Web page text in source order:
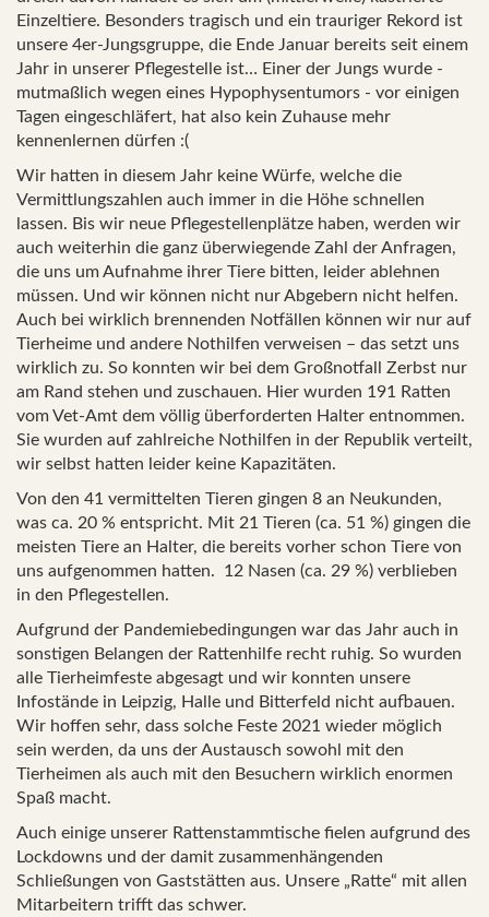
Einzeltiere. Besonders tragisch und ein trauriger Rekord ist
unsere 4er-Jungsgruppe, die Ende Januar bereits seit einem
Jahr in unserer Pflegestelle ist… Einer der Jungs wurde -
mutmaßlich wegen eines Hypophysentumors - vor einigen
Tagen eingeschläfert, hat also kein Zuhause mehr
kennenlernen dürfen :(
Wir hatten in diesem Jahr keine Würfe, welche die
Vermittlungszahlen auch immer in die Höhe schnellen
lassen. Bis wir neue Pflegestellenplätze haben, werden wir
auch weiterhin die ganz überwiegende Zahl der Anfragen,
die uns um Aufnahme ihrer Tiere bitten, leider ablehnen
müssen. Und wir können nicht nur Abgebern nicht helfen.
Auch bei wirklich brennenden Notfällen können wir nur auf
Tierheime und andere Nothilfen verweisen – das setzt uns
wirklich zu. So konnten wir bei dem Großnotfall Zerbst nur
am Rand stehen und zuschauen. Hier wurden 191 Ratten
vom Vet-Amt dem völlig überforderten Halter entnommen.
Sie wurden auf zahlreiche Nothilfen in der Republik verteilt,
wir selbst hatten leider keine Kapazitäten.
Von den 41 vermittelten Tieren gingen 8 an Neukunden,
was ca. 20 % entspricht. Mit 21 Tieren (ca. 51 %) gingen die
meisten Tiere an Halter, die bereits vorher schon Tiere von
uns aufgenommen hatten.
12 Nasen (ca. 29 %) verblieben
in den Pflegestellen.
Aufgrund der Pandemiebedingungen war das Jahr auch in
sonstigen Belangen der Rattenhilfe recht ruhig. So wurden
alle Tierheimfeste abgesagt und wir konnten unsere
Infostände in Leipzig, Halle und Bitterfeld nicht aufbauen.
Wir hoffen sehr, dass solche Feste 2021 wieder möglich
sein werden, da uns der Austausch sowohl mit den
Tierheimen als auch mit den Besuchern wirklich enormen
Spaß macht.
Auch einige unserer Rattenstammtische fielen aufgrund des
Lockdowns und der damit zusammenhängenden
Schließungen von Gaststätten aus. Unsere „Ratte“ mit allen
Mitarbeitern trifft das schwer.